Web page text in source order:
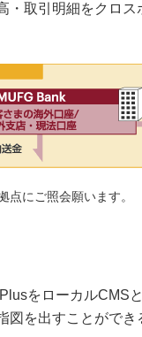
取引明細をクロ
にご照会願います。
をローカルCMS
を出すことがで